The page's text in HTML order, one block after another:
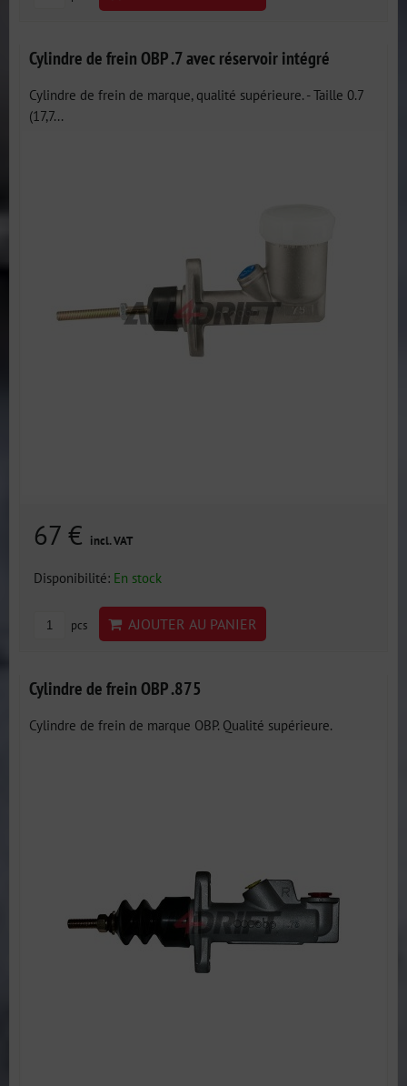
Cylindre de frein OBP .7 avec réservoir intégré
Cylindre de frein de marque, qualité supérieure. - Taille 0.7
(17,7...
67 € incl. VAT
Disponibilité: En stock
pcs AJOUTER AU PANIER
Cylindre de frein OBP .875
Cylindre de frein de marque OBP. Qualité supérieure.